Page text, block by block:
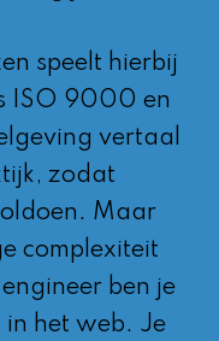
speelt hierbij
ISO 9000 en
vertaal
zodat
Maar
complexiteit
ben je
in het web. Je